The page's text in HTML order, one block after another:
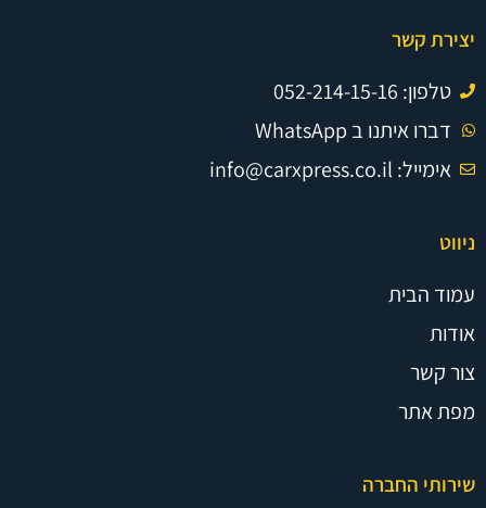
יצירת קשר
טלפון: 052-214-15-16
דברו איתנו ב WhatsApp
אימייל: info@carxpress.co.il
ניווט
עמוד הבית
אודות
צור קשר
מפת אתר
שירותי החברה